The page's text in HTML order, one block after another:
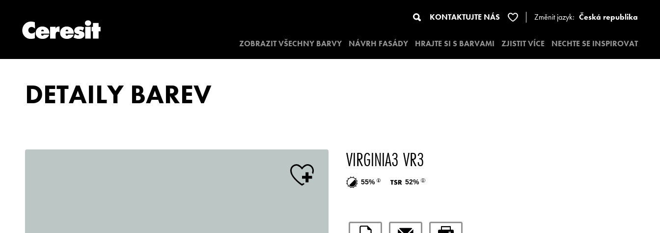
KONTAKTUJTE NÁS Změnit jazyk: Česká republika
ZOBRAZIT VŠECHNY BARVY NÁVRH FASÁDY HRAJTE SI S BARVAMI ZJISTIT VÍCE NECHTE SE INSPIROVAT
DETAILY BAREV
VIRGINIA3 VR3
55% 52%